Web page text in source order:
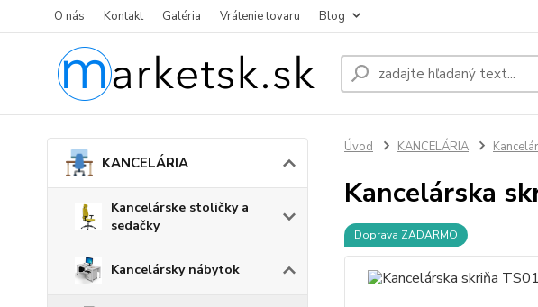
O nás Kontakt Galéria Vrátenie tovaru Blog
KANCELÁRIA
Kancelárske stoličky a
sedačky
Kancelársky nábytok
Úvod KANCELÁRIA
Kancelárska
Doprava ZADARMO